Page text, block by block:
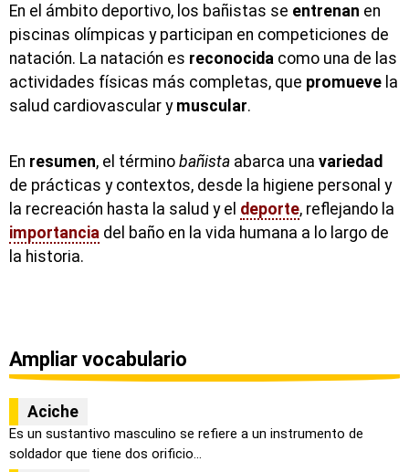
En el ámbito deportivo, los bañistas se entrenan en
piscinas olímpicas y participan en competiciones de
natación. La natación es reconocida como una de las
actividades físicas más completas, que promueve la
salud cardiovascular y muscular.
En resumen, el término bañista abarca una variedad
de prácticas y contextos, desde la higiene personal y
la recreación hasta la salud y el deporte, reflejando la
importancia del baño en la vida humana a lo largo de
la historia.
Ampliar vocabulario
Aciche
Es un sustantivo masculino se refiere a un instrumento de
soldador que tiene dos orificio...